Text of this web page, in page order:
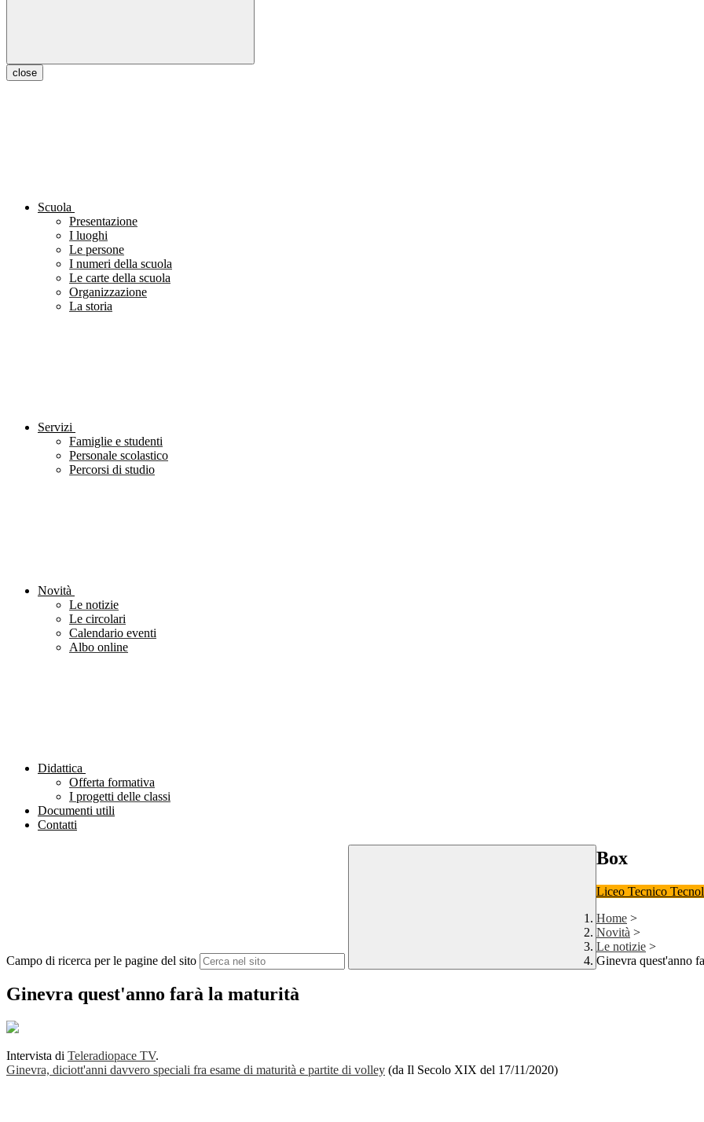
close
Scuola
Presentazione
I luoghi
Le persone
I numeri della scuola
Le carte della scuola
Organizzazione
La storia
Servizi
Famiglie e studenti
Personale scolastico
Percorsi di studio
Novità
Le notizie
Le circolari
Calendario eventi
Albo online
Didattica
Offerta formativa
I progetti delle classi
Documenti utili
Contatti
Campo di ricerca per le pagine del sito
Box
Liceo Tecnico
Home >
Novità >
Le notizie >
Ginevra quest'anno
Ginevra quest'anno farà la maturità
Intervista di Teleradiopace TV.
Ginevra, diciott'anni davvero speciali fra esame di maturità e partite di volley (da Il Secolo XIX del 17/11/2020)